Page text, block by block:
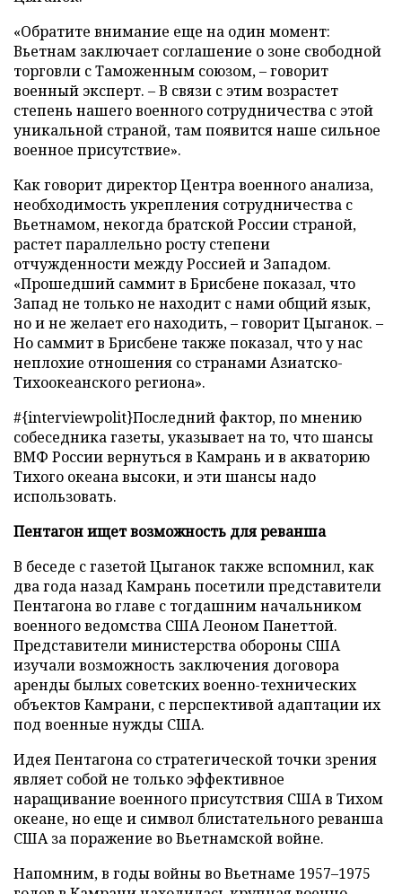
«Обратите внимание еще на один момент:
Вьетнам заключает соглашение о зоне свободной
торговли с Таможенным союзом, – говорит
военный эксперт. – В связи с этим возрастет
степень нашего военного сотрудничества с этой
уникальной страной, там появится наше сильное
военное присутствие».
Как говорит директор Центра военного анализа,
необходимость укрепления сотрудничества с
Вьетнамом, некогда братской России страной,
растет параллельно росту степени
отчужденности между Россией и Западом.
«Прошедший саммит в Брисбене показал, что
Запад не только не находит с нами общий язык,
но и не желает его находить, – говорит Цыганок. –
Но саммит в Брисбене также показал, что у нас
неплохие отношения со странами Азиатско-
Тихоокеанского региона».
#{interviewpolit}Последний фактор, по мнению
собеседника газеты, указывает на то, что шансы
ВМФ России вернуться в Камрань и в акваторию
Тихого океана высоки, и эти шансы надо
использовать.
Пентагон ищет возможность для реванша
В беседе с газетой Цыганок также вспомнил, как
два года назад Камрань посетили представители
Пентагона во главе с тогдашним начальником
военного ведомства США Леоном Панеттой.
Представители министерства обороны США
изучали возможность заключения договора
аренды былых советских военно-технических
объектов Камрани, с перспективой адаптации их
под военные нужды США.
Идея Пентагона со стратегической точки зрения
являет собой не только эффективное
наращивание военного присутствия США в Тихом
океане, но еще и символ блистательного реванша
США за поражение во Вьетнамской войне.
Напомним, в годы войны во Вьетнаме 1957–1975